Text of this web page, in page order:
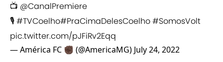
📺 @CanalPremiere
🎙️#TVCoelho#PraCimaDelesCoelho#SomosVolt
pic.twitter.com/pJFiRv2Eqq
— América FC ✊🏿 (@AmericaMG) July 24, 2022